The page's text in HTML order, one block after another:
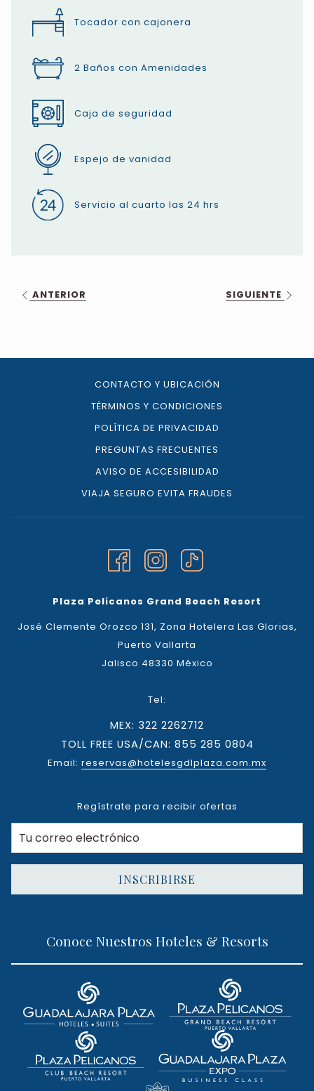
Tocador con cajonera
2 Baños con Amenidades
Caja de seguridad
Espejo de vanidad
Servicio al cuarto las 24 hrs
ANTERIOR SIGUIENTE
CONTACTO Y UBICACIÓN
TÉRMINOS Y CONDICIONES
POLÍTICA DE PRIVACIDAD
PREGUNTAS FRECUENTES
AVISO DE ACCESIBILIDAD
VIAJA SEGURO EVITA FRAUDES
Plaza Pelicanos Grand Beach Resort
José Clemente Orozco 131, Zona Hotelera Las Glorias,
Puerto Vallarta
Jalisco 48330 México
Tel:
MEX: 322 2262712
TOLL FREE USA/CAN: 855 285 0804
Email: reservas@hotelesgdlplaza.com.mx
Regístrate para recibir ofertas
INSCRIBIRSE
Conoce Nuestros Hoteles & Resorts